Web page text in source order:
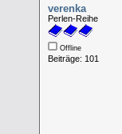
verenka
Perlen-Reihe
Offline
Beiträge: 101